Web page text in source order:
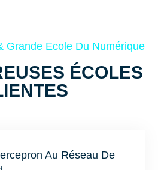
Grande Ecole Du Numérique
ÉCOLES
Au Réseau De